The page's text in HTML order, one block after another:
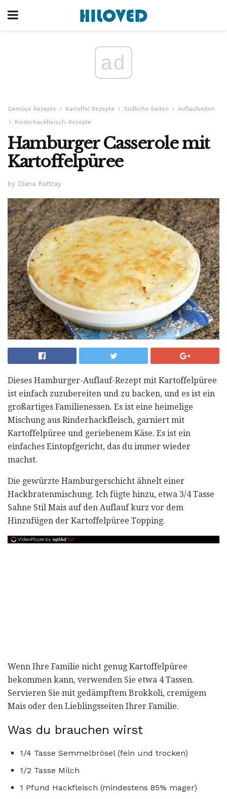
ad
Gemüse Rezepte Kartoffel Rezepte Südliche Seiten
Auflaufseiten
Rinderhackfleisch-Rezepte
Hamburger Casserole mit
Kartoffelpüree
by Diana Rattray
Dieses Hamburger-Auflauf-Rezept mit Kartoffelpüree
ist einfach zuzubereiten und zu backen, und es ist ein
großartiges Familienessen. Es ist eine heimelige
Mischung aus Rinderhackfleisch, garniert mit
Kartoffelpüree und geriebenem Käse. Es ist ein
einfaches Eintopfgericht, das du immer wieder
machst.
Die gewürzte Hamburgerschicht ähnelt einer
Hackbratenmischung. Ich fügte hinzu, etwa 3/4 Tasse
Sahne Stil Mais auf den Auflauf kurz vor dem
Hinzufügen der Kartoffelpüree Topping.
Wenn Ihre Familie nicht genug Kartoffelpüree
bekommen kann, verwenden Sie etwa 4 Tassen.
Servieren Sie mit gedämpftem Brokkoli, cremigem
Mais oder den Lieblingsseiten Ihrer Familie.
Was du brauchen wirst
1/4 Tasse Semmelbrösel (fein und trocken)
1/2 Tasse Milch
1 Pfund Hackfleisch (mindestens 85% mager)